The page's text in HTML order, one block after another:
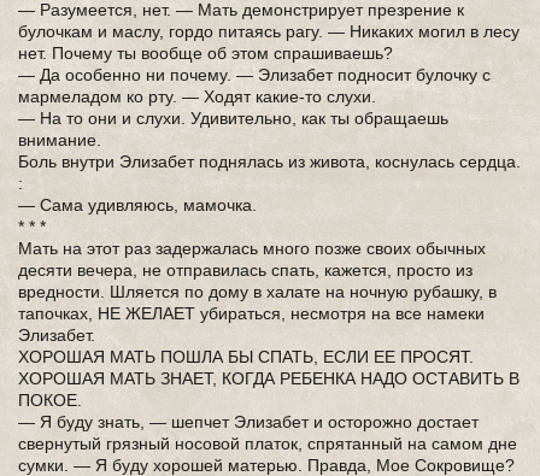
— Разумеется, нет. — Мать демонстрирует презрение к
булочкам и маслу, гордо питаясь рагу. — Никаких могил в лесу
нет. Почему ты вообще об этом спрашиваешь?
— Да особенно ни почему. — Элизабет подносит булочку с
мармеладом ко рту. — Ходят какие-то слухи.
— На то они и слухи. Удивительно, как ты обращаешь
внимание.
Боль внутри Элизабет поднялась из живота, коснулась сердца.
:
— Сама удивляюсь, мамочка.
* * *
Мать на этот раз задержалась много позже своих обычных
десяти вечера, не отправилась спать, кажется, просто из
вредности. Шляется по дому в халате на ночную рубашку, в
тапочках, НЕ ЖЕЛАЕТ убираться, несмотря на все намеки
Элизабет.
ХОРОШАЯ МАТЬ ПОШЛА БЫ СПАТЬ, ЕСЛИ ЕЕ ПРОСЯТ.
ХОРОШАЯ МАТЬ ЗНАЕТ, КОГДА РЕБЕНКА НАДО ОСТАВИТЬ В
ПОКОЕ.
— Я буду знать, — шепчет Элизабет и осторожно достает
свернутый грязный носовой платок, спрятанный на самом дне
сумки. — Я буду хорошей матерью. Правда, Мое Сокровище?